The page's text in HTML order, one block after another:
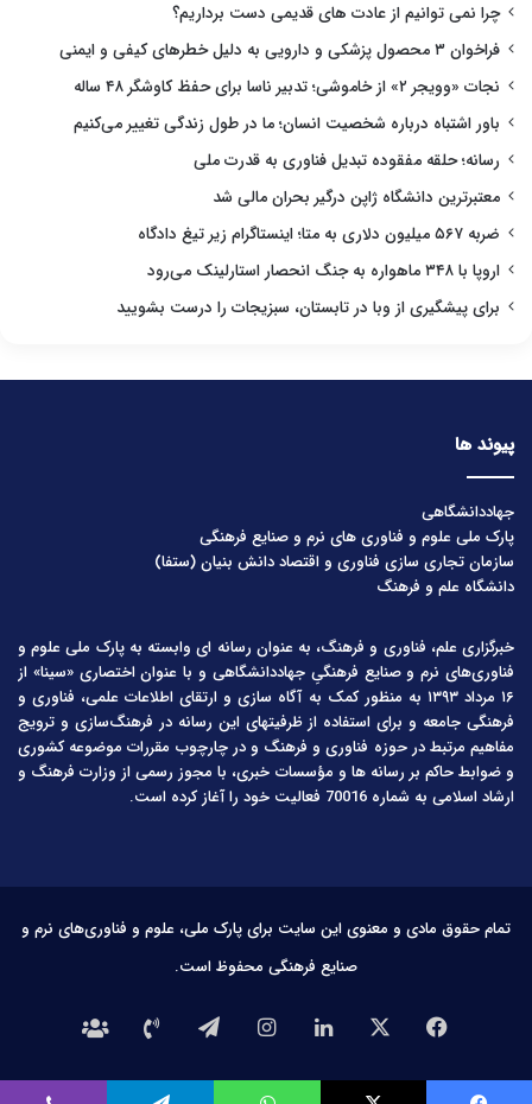
چرا نمی توانیم از عادت های قدیمی دست برداریم؟
فراخوان ۳ محصول پزشکی و دارویی به دلیل خطرهای کیفی و ایمنی
نجات «وویجر ۲» از خاموشی؛ تدبیر ناسا برای حفظ کاوشگر ۴۸ ساله
باور اشتباه درباره شخصیت انسان؛ ما در طول زندگی تغییر می‌کنیم
رسانه؛ حلقه مفقوده تبدیل فناوری به قدرت ملی
معتبرترین دانشگاه ژاپن درگیر بحران مالی شد
ضربه ۵۶۷ میلیون دلاری به متا؛ اینستاگرام زیر تیغ دادگاه
اروپا با ۳۴۸ ماهواره به جنگ انحصار استارلینک می‌رود
برای پیشگیری از وبا در تابستان، سبزیجات را درست بشویید
پیوند ها
جهاددانشگاهی
پارک ملی علوم و فناوری های نرم و صنایع فرهنگی
سازمان تجاری سازی فناوری و اقتصاد دانش بنیان (ستفا)
دانشگاه علم و فرهنگ
خبرگزاری علم، فناوری و فرهنگ، به عنوان رسانه ای وابسته به پارک ملی علوم و
فناوری‌های نرم و صنایع فرهنگیِ جهاددانشگاهی و با عنوان اختصاری «سینا» از
۱۶ مرداد ۱۳۹۳ به منظور کمک به آگاه سازی و ارتقای اطلاعات علمی، فناوری و
فرهنگی جامعه و برای استفاده از ظرفیتهای این رسانه در فرهنگ‌سازی و ترویج
مفاهیم مرتبط در حوزه فناوری و فرهنگ و در چارچوب مقررات موضوعه کشوری
و ضوابط حاکم بر رسانه ها و مؤسسات خبری، با مجوز رسمی از وزارت فرهنگ و
ارشاد اسلامی به شماره 70016 فعالیت خود را آغاز کرده است.
تمام حقوق مادی و معنوی این سایت برای پارک ملی، علوم و فناوری‌های نرم و
صنایع فرهنگی محفوظ است.
فیس
بوک
لینکدیناینستاگرامتلگرامتماس
با
درباره
ما